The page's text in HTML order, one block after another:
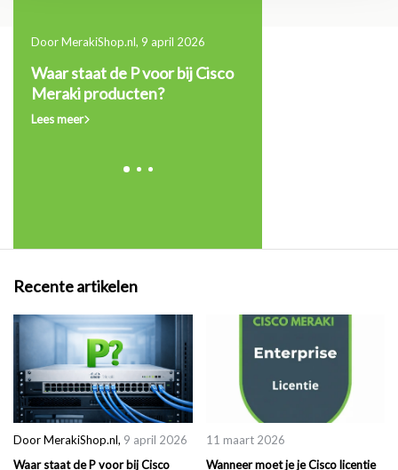
Door MerakiShop.nl, 9 april 2026
Waar staat de P voor bij Cisco
Meraki producten?
Lees meer
Recente artikelen
DoorMerakiShop.nl, 9 april 2026
Waar staat de P voor bij Cisco
11 maart 2026
Wanneer moet je je Cisco licentie